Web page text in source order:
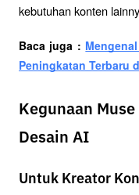
kebutuhan konten
Baca juga :
Peningkatan Terbaru
Kegunaan
Desain AI
Untuk Kreator